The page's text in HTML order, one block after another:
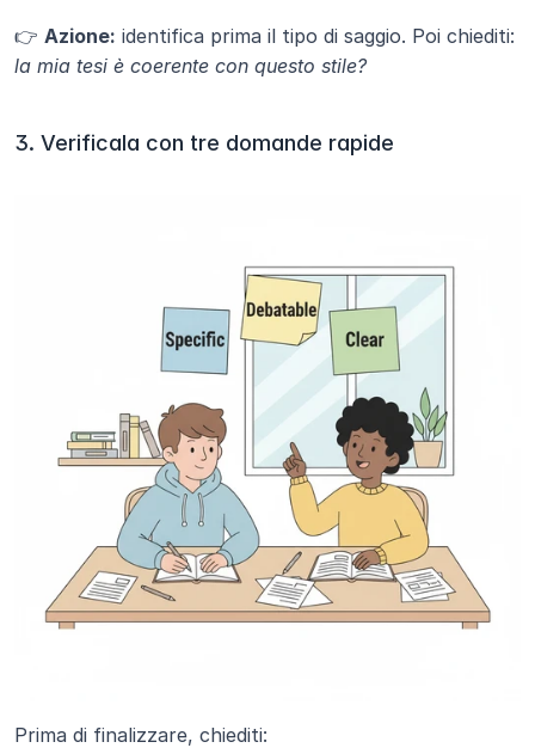
👉 Azione:
la mia tesi è coerente con questo stile?
3. Verificala con tre domande rapide
Prima di finalizzare, chiediti: